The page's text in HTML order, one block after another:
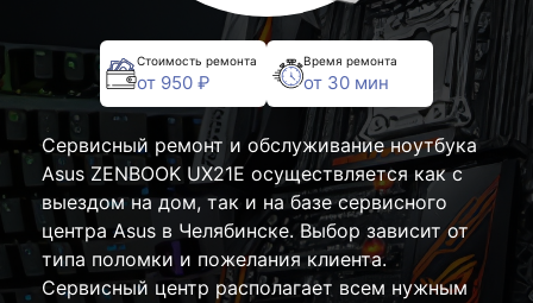
Стоимость ремонта
от 950 ₽
Время ремонта
от 30 мин
Сервисный ремонт и обслуживание ноутбука
Asus ZENBOOK UX21E осуществляется как с
выездом на дом, так и на базе сервисного
центра Asus в Челябинске. Выбор зависит от
типа поломки и пожелания клиента.
Сервисный центр располагает всем нужным